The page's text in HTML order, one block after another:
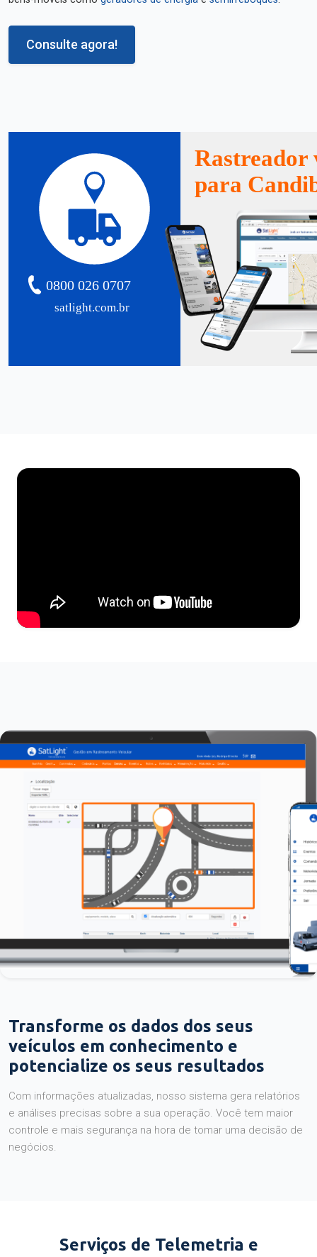
Consulte agora!
satlight.com.br
0800 026 0707
Rastreador
para
Transforme os dados dos seus
veículos em conhecimento e
potencialize os seus resultados
Com informações atualizadas, nosso sistema gera relatórios
e análises precisas sobre a sua operação. Você tem maior
controle e mais segurança na hora de tomar uma decisão de
negócios.
Serviços de Telemetria e